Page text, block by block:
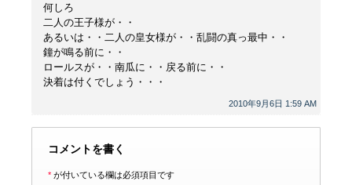
2010年9月6日 1:59 AM
何しろ
二人の王子様が・・
あるいは・・二人の皇女様が・・乱闘の真っ最中・・
鐘が鳴る前に・・
ロールスが・・南瓜に・・戻る前に・・
決着は付くでしょう・・・
コメントを書く
* が付いている欄は必須項目です